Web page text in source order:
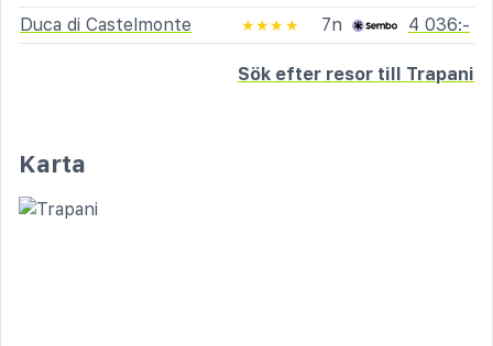
Duca di Castelmonte
★★★★ 7n 4 036:-
Sök efter resor till Trapani
Karta